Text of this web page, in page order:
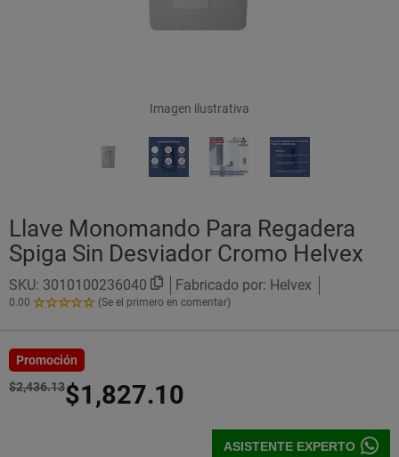
Imagen ilustrativa
Llave Monomando Para Regadera
Spiga Sin Desviador Cromo Helvex
SKU: 3010100236040 Fabricado por: Helvex
0.00
0.00
Estrellas!
(Se el primero en comentar)
Promoción
$2,436.13$1,827.10
ASISTENTE EXPERTO